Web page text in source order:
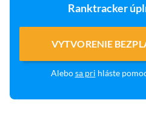
Ranktracker
VYTVORENIE
Alebosa pri hláste